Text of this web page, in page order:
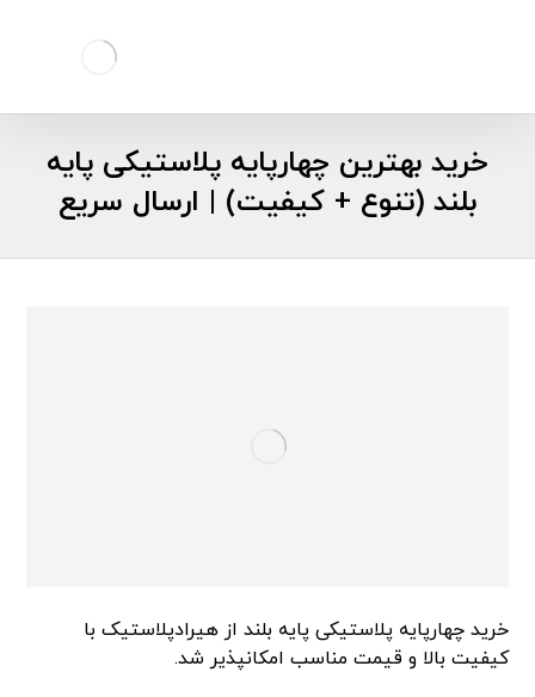
خرید بهترین چهارپایه پلاستیکی پایه
بلند (تنوع + کیفیت) | ارسال سریع
خرید چهارپایه پلاستیکی پایه بلند از هیرادپلاستیک با
کیفیت بالا و قیمت مناسب امکانپذیر شد.